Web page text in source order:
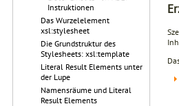
Instruktionen
Das Wurzelelement
xsl:stylesheet
Die Grundstruktur des
Stylesheets: xsl:template
Literal Result Elements unter
der Lupe
Namensräume und Literal
Result Elements